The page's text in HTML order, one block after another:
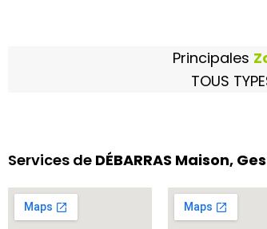
Principales
TOUS
Services de DÉBARRAS Maison,